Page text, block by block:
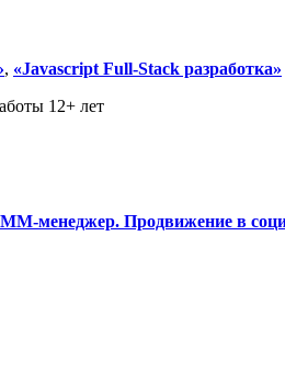
, «Javascript Full-Stack разработка»
12+ лет
менеджер. Продвижение в